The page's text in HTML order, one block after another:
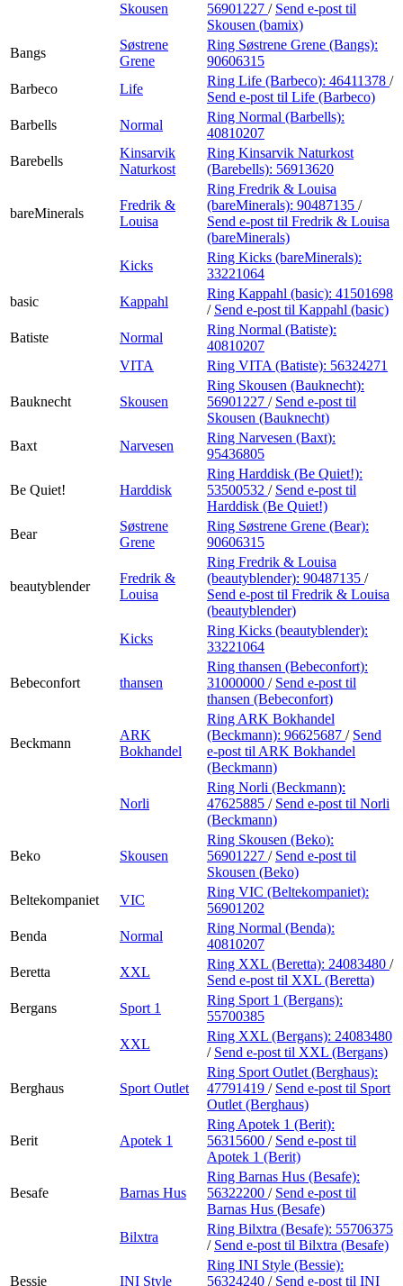
Skousen 56901227 / Send e-post til
Skousen (bamix)
Bangs
Søstrene
Grene
Ring Søstrene Grene (Bangs):
90606315
Barbeco
Life
Ring Life (Barbeco): 46411378 /
Send e-post til Life (Barbeco)
Barbells
Normal
Ring Normal (Barbells):
40810207
Barebells
Kinsarvik
Naturkost
Ring Kinsarvik Naturkost
(Barebells): 56913620
bareMinerals
Fredrik &
Louisa
Ring Fredrik & Louisa
(bareMinerals): 90487135 /
Send e-post til Fredrik & Louisa
(bareMinerals)
Kicks
Ring Kicks (bareMinerals):
33221064
basic
Kappahl
Ring Kappahl (basic): 41501698
/ Send e-post til Kappahl (basic)
Batiste
Normal
Ring Normal (Batiste):
40810207
VITA
Ring VITA (Batiste): 56324271
Bauknecht Skousen
Ring Skousen (Bauknecht):
56901227 / Send e-post til
Skousen (Bauknecht)
Baxt
Narvesen
Ring Narvesen (Baxt):
95436805
Be Quiet! Harddisk
Ring Harddisk (Be Quiet!):
53500532 / Send e-post til
Harddisk (Be Quiet!)
Bear
Søstrene
Grene
Ring Søstrene Grene (Bear):
90606315
beautyblender
Fredrik &
Louisa
Ring Fredrik & Louisa
(beautyblender): 90487135 /
Send e-post til Fredrik & Louisa
(beautyblender)
Kicks
Ring Kicks (beautyblender):
33221064
Bebeconfort thansen
Ring thansen (Bebeconfort):
31000000 / Send e-post til
thansen (Bebeconfort)
Beckmann
ARK
Bokhandel
Ring ARK Bokhandel
(Beckmann): 96625687 / Send
e-post til ARK Bokhandel
(Beckmann)
Norli
Ring Norli (Beckmann):
47625885 / Send e-post til Norli
(Beckmann)
Beko Skousen
Ring Skousen (Beko):
56901227 / Send e-post til
Skousen (Beko)
Beltekompaniet
VIC
Ring VIC (Beltekompaniet):
56901202
Benda
Normal
Ring Normal (Benda):
40810207
Beretta
XXL
Ring XXL (Beretta): 24083480 /
Send e-post til XXL (Beretta)
Bergans
Sport 1
Ring Sport 1 (Bergans):
55700385
XXL
Ring XXL (Bergans): 24083480
/ Send e-post til XXL (Bergans)
Berghaus Sport Outlet
Ring Sport Outlet (Berghaus):
47791419 / Send e-post til Sport
Outlet (Berghaus)
Berit Apotek 1
Ring Apotek 1 (Berit):
56315600 / Send e-post til
Apotek 1 (Berit)
Besafe Barnas Hus
Ring Barnas Hus (Besafe):
56322200 / Send e-post til
Barnas Hus (Besafe)
Bilxtra
Ring Bilxtra (Besafe): 55706375
/ Send e-post til Bilxtra (Besafe)
Bessie INI Style
Ring INI Style (Bessie):
56324240 / Send e-post til INI